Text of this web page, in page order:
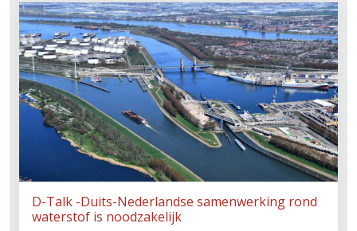
D-Talk -Duits-Nederlandse samenwerking rond
waterstof is noodzakelijk